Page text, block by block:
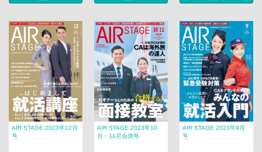
AIR STAGE 2023年12月
号
AIR STAGE 2023年10
月・11月合併号
AIR STAGE 2023年9月
号